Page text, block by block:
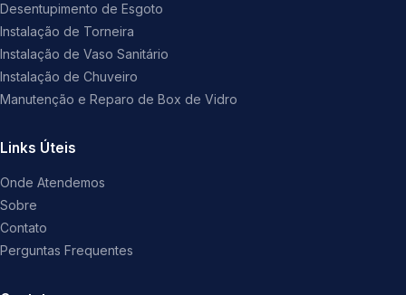
Desentupimento de Esgoto
Instalação de Torneira
Instalação de Vaso Sanitário
Instalação de Chuveiro
Manutenção e Reparo de Box de Vidro
Links Úteis
Onde Atendemos
Sobre
Contato
Perguntas Frequentes